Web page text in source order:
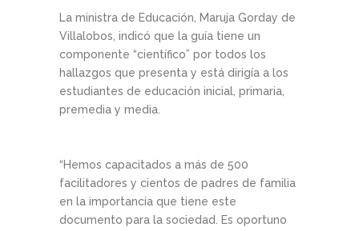
La ministra de Educación, Maruja Gorday de
Villalobos, indicó que la guía tiene un
componente “científico” por todos los
hallazgos que presenta y está dirigía a los
estudiantes de educación inicial, primaria,
premedia y media.
“Hemos capacitados a más de 500
facilitadores y cientos de padres de familia
en la importancia que tiene este
documento para la sociedad. Es oportuno